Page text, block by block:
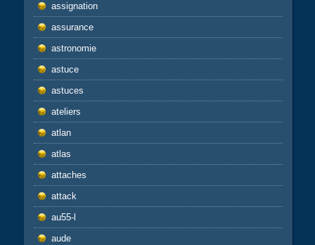
assignation
assurance
astronomie
astuce
astuces
ateliers
atlan
atlas
attaches
attack
au55-l
aude